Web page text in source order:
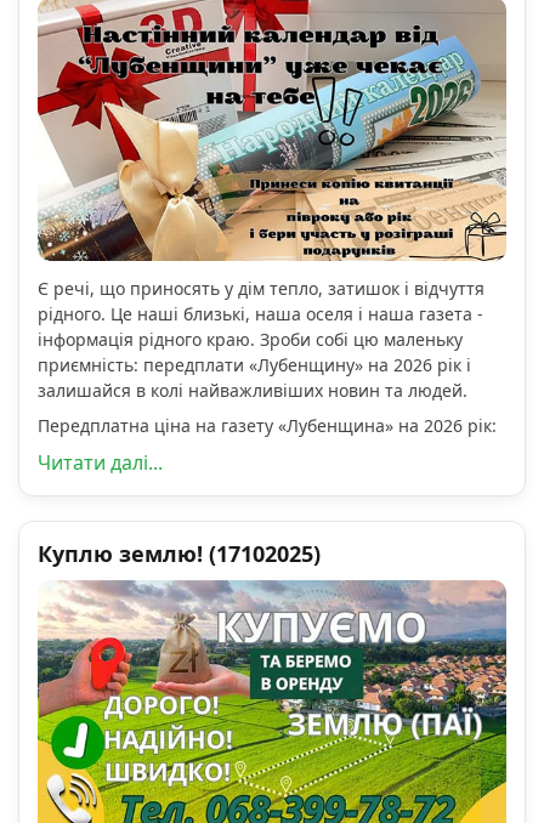
Є речі, що приносять у дім тепло, затишок і відчуття
рідного. Це наші близькі, наша оселя і наша газета -
інформація рідного краю. Зроби собі цю маленьку
приємність: передплати «Лубенщину» на 2026 рік і
залишайся в колі найважливіших новин та людей.
Передплатна ціна на газету «Лубенщина» на 2026 рік:
Читати далі...
Куплю землю! (17102025)